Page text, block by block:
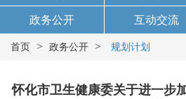
政务公开 互动交流
首页 > 政务公开 > 规划计划
怀化市卫生健康委关于进一步